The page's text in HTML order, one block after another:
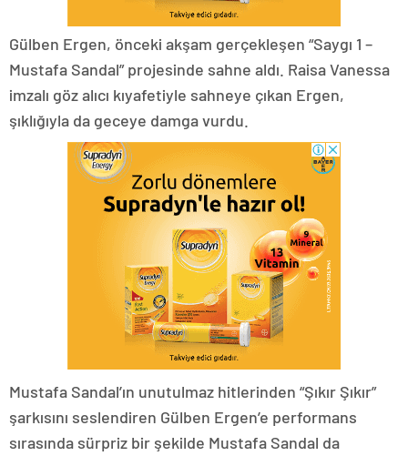
Gülben Ergen, önceki akşam gerçekleşen “Saygı 1 –
Mustafa Sandal” projesinde sahne aldı. Raisa Vanessa
imzalı göz alıcı kıyafetiyle sahneye çıkan Ergen,
şıklığıyla da geceye damga vurdu.
Mustafa Sandal’ın unutulmaz hitlerinden “Şıkır Şıkır”
şarkısını seslendiren Gülben Ergen’e performans
sırasında sürpriz bir şekilde Mustafa Sandal da